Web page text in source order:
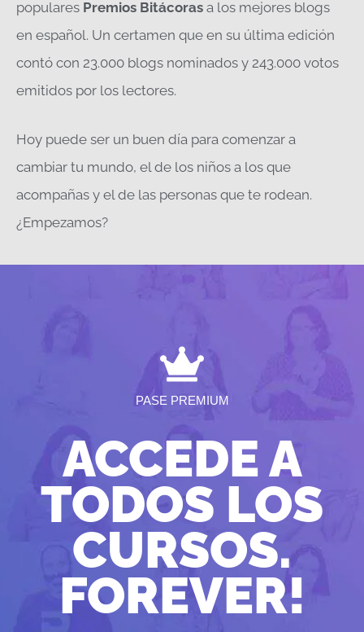
populares Premios Bitácoras a los mejores blogs
en español. Un certamen que en su última edición
contó con 23.000 blogs nominados y 243.000 votos
emitidos por los lectores.
Hoy puede ser un buen día para comenzar a
cambiar tu mundo, el de los niños a los que
acompañas y el de las personas que te rodean.
¿Empezamos?
PASE PREMIUM
ACCEDE A
TODOS LOS
CURSOS.
FOREVER!